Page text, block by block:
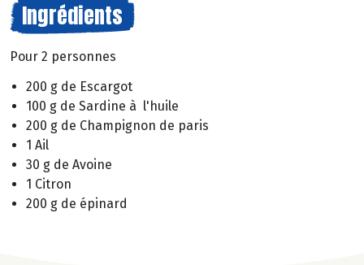
Ingrédients
Pour 2 personnes
200 g de Escargot
100 g de Sardine à l'huile
200 g de Champignon de paris
1 Ail
30 g de Avoine
1 Citron
200 g de épinard